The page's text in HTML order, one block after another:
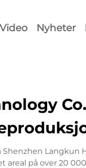
Video Nyheter
Langkun
areal på over 20